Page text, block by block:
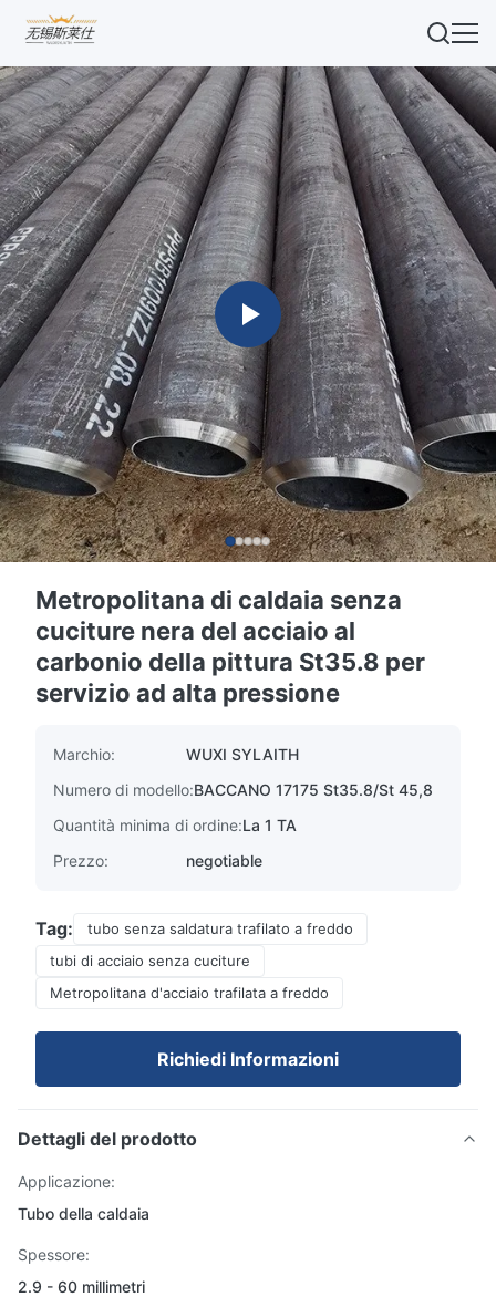
Metropolitana di caldaia senza
cuciture nera del acciaio al
carbonio della pittura St35.8 per
servizio ad alta pressione
Marchio:
WUXI SYLAITH
Numero di modello:BACCANO 17175 St35.8/St 45,8
Quantità minima di ordine:La 1 TA
Prezzo:
negotiable
Tag:
tubo senza saldatura trafilato a freddo
tubi di acciaio senza cuciture
Metropolitana d'acciaio trafilata a freddo
Richiedi Informazioni
Dettagli del prodotto
Applicazione:
Tubo della caldaia
Spessore:
2.9 - 60 millimetri